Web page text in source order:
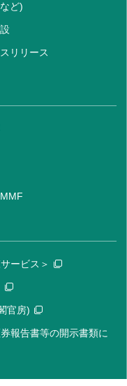
ど)
リリース
ービス＞
官房)
報告書等の開示書類に